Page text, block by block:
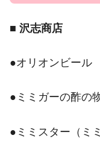
■ 沢志商店
●オリオンビール
●ミミガーの酢の
●ミミスター（ミ